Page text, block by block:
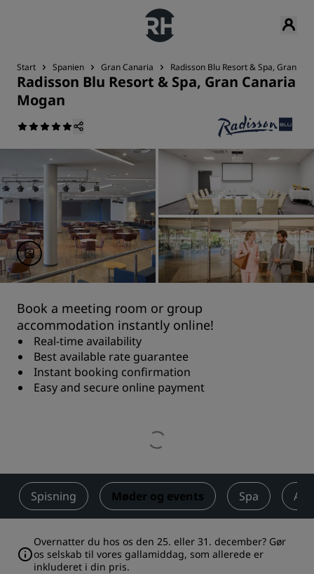
Start Spanien Gran Canaria Radisson Blu Resort & Spa, Gran
Radisson Blu Resort & Spa, Gran Canaria
Mogan
Book a meeting room or group
accommodation instantly online!
Real-time availability
Best available rate guarantee
Instant booking confirmation
Easy and secure online payment
Spisning Møder og events Spa
Overnatter du hos os den 25. eller 31. december? Gør
os selskab til vores gallamiddag, som allerede er
inkluderet i din pris.